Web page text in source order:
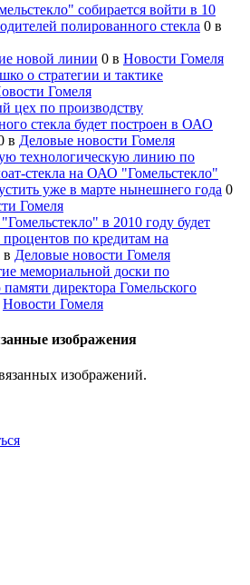
собирается войти в 10
полированного стекла 0 в
новой линии 0 в Новости Гомеля
о стратегии и тактике
Гомеля
цех по производству
стекла будет построен в ОАО
в Деловые новости Гомеля
технологическую линию по
стекла на ОАО "Гомельстекло"
уже в марте нынешнего года 0
Гомеля
в 2010 году будет
процентов по кредитам на
в Деловые новости Гомеля
мемориальной доски по
директора Гомельского
Новости Гомеля
изображения
изображений.